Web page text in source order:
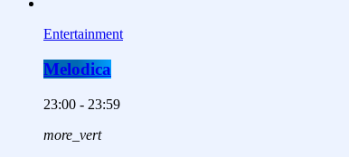
Entertainment
Melodica
23:00 - 23:59
more_vert